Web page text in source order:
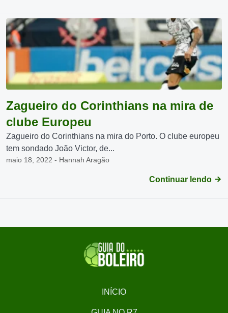
Zagueiro do Corinthians na mira de
clube Europeu
Zagueiro do Corinthians na mira do Porto. O clube europeu
tem sondado João Victor, de...
maio 18, 2022 - Hannah Aragão
Continuar lendo
INÍCIO